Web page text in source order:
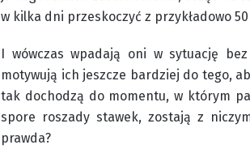
w kilka dni przeskoczyć z przykładowo
I wówczas wpadają oni w sytuację
motywują ich jeszcze bardziej do tego,
tak dochodzą do momentu, w którym
spore roszady stawek, zostają z
prawda?